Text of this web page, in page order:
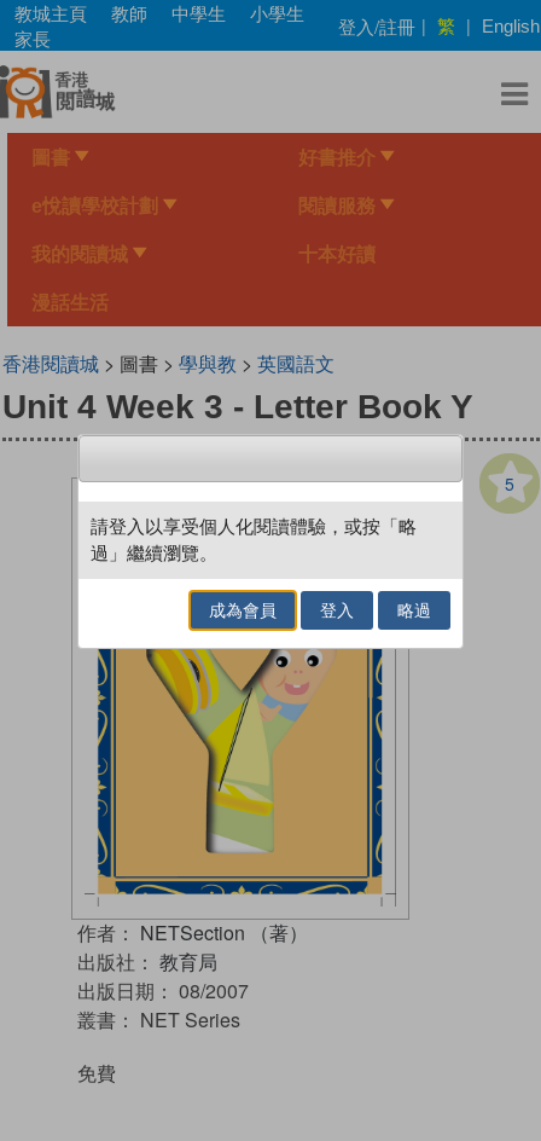
Skip
main
content
教城主頁 教師 中學生
小學生
家長
登入/註冊 | 繁 | English
圖書 好書推介
e悅讀學校計劃 閱讀服務
我的閱讀城 十本好讀
漫話生活
香港閱讀城> 圖書 > 學與教 > 英國語文
Unit 4 Week 3 - Letter Book Y
5
作者： NETSection （著）
出版社： 教育局
出版日期： 08/2007
叢書： NET Series
免費
請登入以享受個人化閱讀體驗，或按「略
過」繼續瀏覽。
成為會員 登入 略過